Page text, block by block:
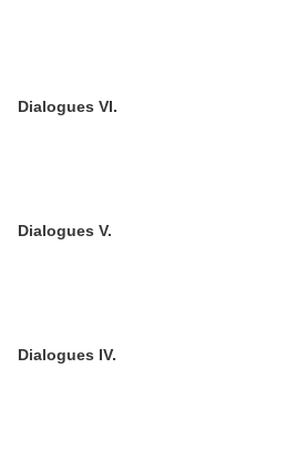
Dialogues VI.
Dialogues V.
Dialogues IV.